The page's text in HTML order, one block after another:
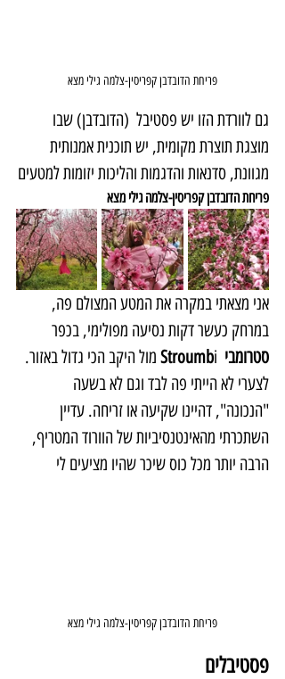
פריחת הדובדבן קפריסין-צלמה גילי מצא
גם לוורדת הזו יש פסטיבל  (הדובדבן) שבו
מוצגת תוצרת מקומית, יש תוכנית אמנותית
מגוונת, סדנאות והדגמות והליכות יזומות למטעים
פריחת הדובדבן קפריסין-צלמה גילי מצא
אני מצאתי במקרה את המטע המצולם פה,
במרחק כעשר דקות נסיעה מפולימי, בכפר
סטרומבי  Stroumb
i מול היקב הכי גדול באזור.
לצערי לא הייתי פה לבד וגם לא בשעה
"הנכונה", דהיינו שקיעה או זריחה. עדיין
השתכרתי מהאינטנסיביות של הוורוד המטריף,
הרבה יותר מכל כוס שיכר שהיו מציעים לי
פריחת הדובדבן קפריסין-צלמה גילי מצא
פסטיבלים